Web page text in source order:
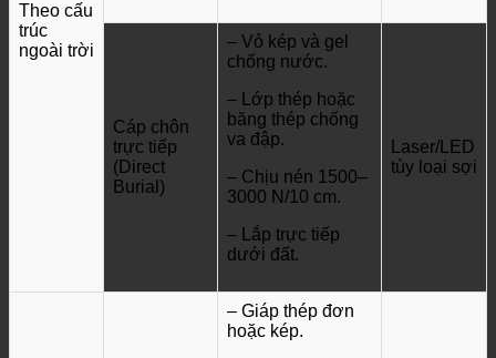
Theo cấu
trúc
ngoài trời
Cáp chôn
trực tiếp
(Direct
Burial)
– Vỏ kép và gel
chống nước.
– Lớp thép hoặc
băng thép chống
va đập.
– Chịu nén 1500–
3000 N/10 cm.
– Lắp trực tiếp
dưới đất.
Laser/LED
tùy loại sợi
– Giáp thép đơn
hoặc kép.